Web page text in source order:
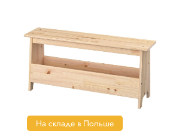
На складе в Польше